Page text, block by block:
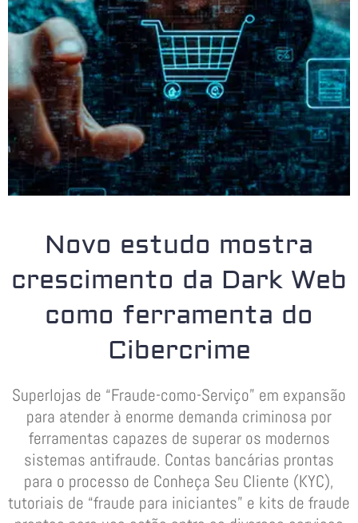
Novo estudo mostra
crescimento da Dark Web
como ferramenta do
Cibercrime
Superlojas de “Fraude-como-Serviço” em expansão
para atender à enorme demanda criminosa por
ferramentas capazes de superar os modernos
sistemas antifraude. Contas bancárias prontas
para o processo de Conheça Seu Cliente (KYC),
tutoriais de “fraude para iniciantes” e kits de fraude